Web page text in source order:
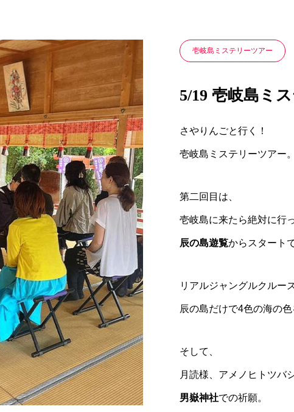
壱岐島ミステリーツアー
5/19 壱岐島ミ
さやりんごと行く！
壱岐島ミステリーツアー。
第二回目は、
壱岐島に来たら絶対に行
辰の島遊覧からスタート
リアルジャングルクルー
辰の島だけで4色の海の色
そして、
月読様、アメノヒトツバ
男嶽神社での祈願。